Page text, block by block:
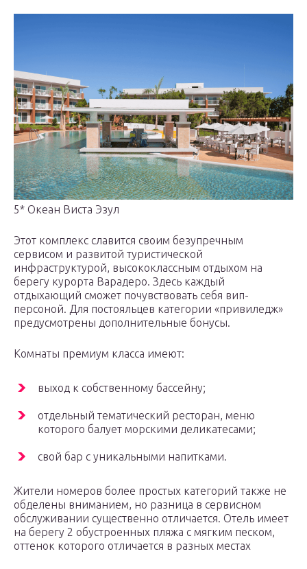
5* Океан Виста Эзул
Этот комплекс славится своим безупречным
сервисом и развитой туристической
инфраструктурой, высококлассным отдыхом на
берегу курорта Варадеро. Здесь каждый
отдыхающий сможет почувствовать себя вип-
персоной. Для постояльцев категории «привиледж»
предусмотрены дополнительные бонусы.
Комнаты премиум класса имеют:
выход к собственному бассейну;
отдельный тематический ресторан, меню
которого балует морскими деликатесами;
свой бар с уникальными напитками.
Жители номеров более простых категорий также не
обделены вниманием, но разница в сервисном
обслуживании существенно отличается. Отель имеет
на берегу 2 обустроенных пляжа с мягким песком,
оттенок которого отличается в разных местах